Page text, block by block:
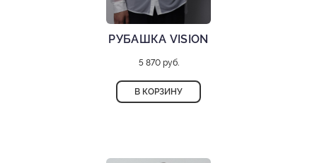
РУБАШКА VISION
5 870 руб.
В КОРЗИНУ